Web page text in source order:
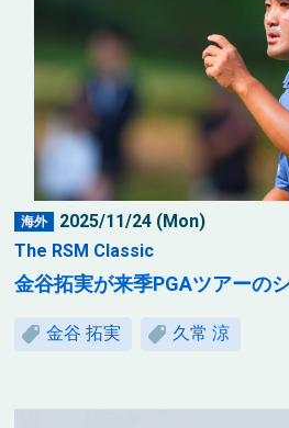
海外
2025/11/24 (Mon)
The RSM Classic
金谷拓実が来季PGAツアーの
金谷 拓実 久常 涼